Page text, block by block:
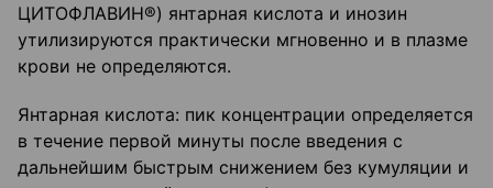
ЦИТОФЛАВИН®) янтарная кислота и инозин
утилизируются практически мгновенно и в плазме
крови не определяются.
Янтарная кислота: пик концентрации определяется
в течение первой минуты после введения с
дальнейшим быстрым снижением без кумуляции и